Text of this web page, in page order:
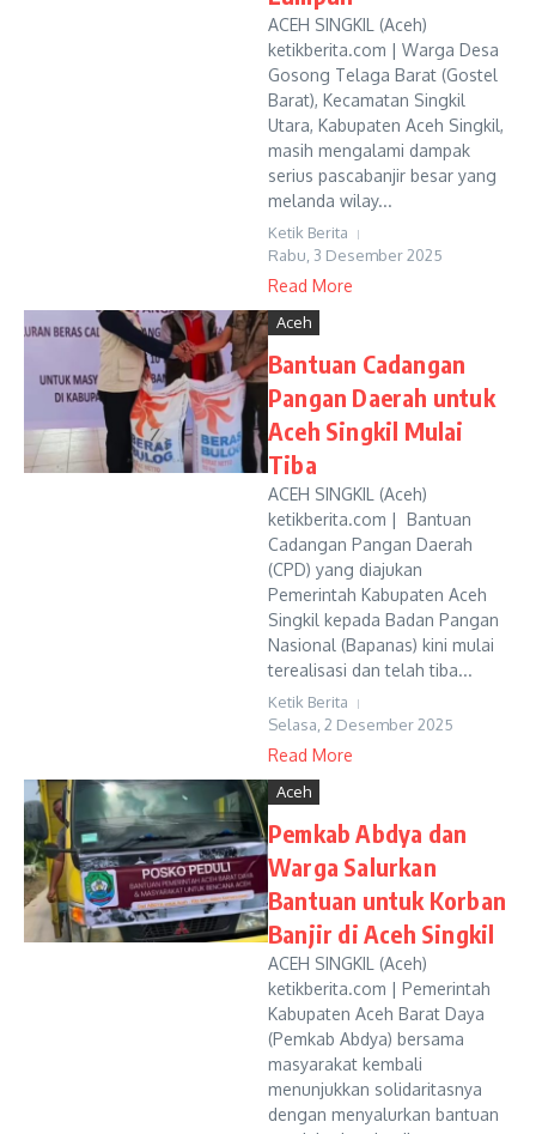
ACEH SINGKIL (Aceh)
ketikberita.com | Warga Desa
Gosong Telaga Barat (Gostel
Barat), Kecamatan Singkil
Utara, Kabupaten Aceh Singkil,
masih mengalami dampak
serius pascabanjir besar yang
melanda wilay...
Ketik Berita
Rabu, 3 Desember 2025
Read More
Aceh
Bantuan Cadangan
Pangan Daerah untuk
Aceh Singkil Mulai
Tiba
ACEH SINGKIL (Aceh)
ketikberita.com | Bantuan
Cadangan Pangan Daerah
(CPD) yang diajukan
Pemerintah Kabupaten Aceh
Singkil kepada Badan Pangan
Nasional (Bapanas) kini mulai
terealisasi dan telah tiba...
Ketik Berita
Selasa, 2 Desember 2025
Read More
Aceh
Pemkab Abdya dan
Warga Salurkan
Bantuan untuk Korban
Banjir di Aceh Singkil
ACEH SINGKIL (Aceh)
ketikberita.com | Pemerintah
Kabupaten Aceh Barat Daya
(Pemkab Abdya) bersama
masyarakat kembali
menunjukkan solidaritasnya
dengan menyalurkan bantuan